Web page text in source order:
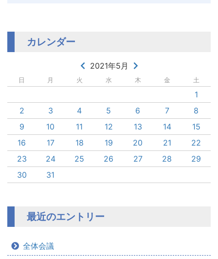
カレンダー
2021年5月
日 月 火 水 木 金 土
1
2
3 4 5 6 7
8
9
10 11 12 13 14
15
16
17 18 19 20 21
22
23
24 25 26 27 28
29
30
31
最近のエントリー
全体会議